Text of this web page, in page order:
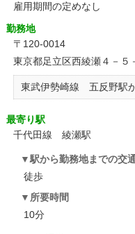
雇用期間の定めなし
勤務地
〒120-0014
東京都足立区西綾瀬４－５
東武伊勢崎線 五反野駅
最寄り駅
千代田線 綾瀬駅
駅から勤務地までの交
徒歩
所要時間
10分